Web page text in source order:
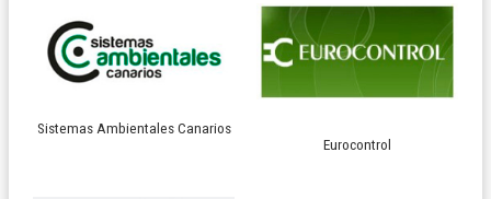
Sistemas Ambientales Canarios
Eurocontrol